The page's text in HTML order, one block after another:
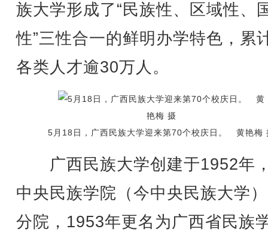
族大学形成了“民族性、区域性、
性”三性合一的鲜明办学特色，累
各类人才逾30万人。
5月18日，广西民族大学迎来第70个校庆日。 黄艳梅
广西民族大学创建于1952年
中央民族学院（今中央民族大学
分院，1953年更名为广西省民族